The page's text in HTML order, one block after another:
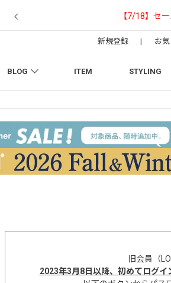
【
BLOG ITEM STYLING
新規登録 | お
旧会員（
2023年3月8日以降、初めてログイ